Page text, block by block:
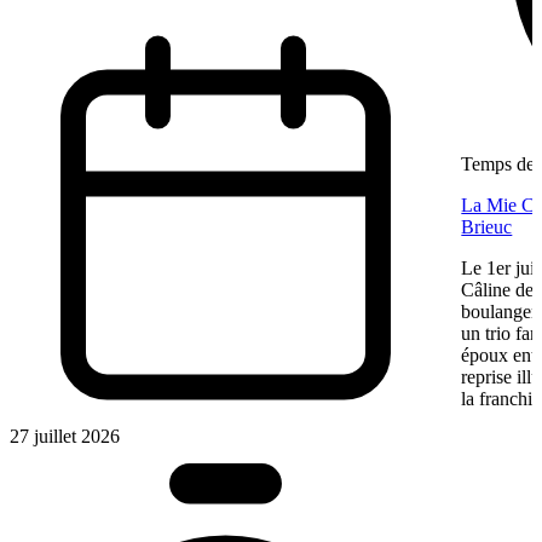
27 juillet 2026
Temps de
La Mie
Brieuc
Le 1er
Câline de
un trio
époux
reprise
la